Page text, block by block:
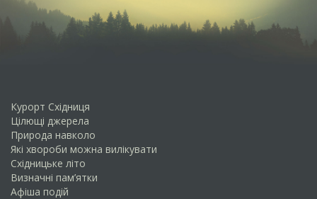
Курорт Східниця
Цілющі джерела
Природа навколо
Які хвороби можна вилікувати
Схiдницьке лiто
Визначні пам’ятки
Афіша подій